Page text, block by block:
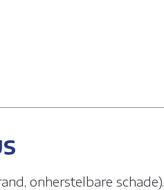
onherstelbare schade).